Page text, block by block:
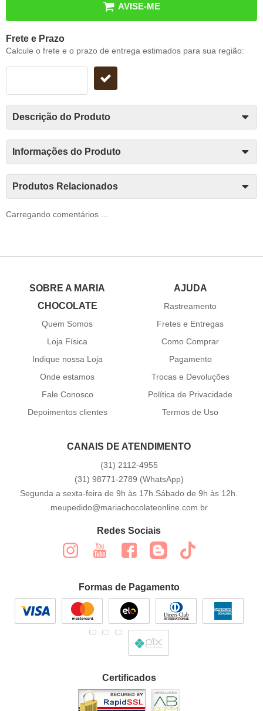
AVISE-ME
Frete e Prazo
Calcule o frete e o prazo de entrega estimados para sua região:
Descrição do Produto
Informações do Produto
Produtos Relacionados
Carregando comentários ...
SOBRE A MARIA
CHOCOLATE
Quem Somos
Loja Física
Indique nossa Loja
Onde estamos
Fale Conosco
Depoimentos clientes
AJUDA
Rastreamento
Fretes e Entregas
Como Comprar
Pagamento
Trocas e Devoluções
Política de Privacidade
Termos de Uso
CANAIS DE ATENDIMENTO
(31) 2112-4955
(31) 98771-2789 (WhatsApp)
Segunda a sexta-feira de 9h às 17h.Sábado de 9h às 12h.
meupedido@mariachocolateonline.com.br
Redes Sociais
Formas de Pagamento
Certificados